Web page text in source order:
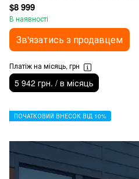
$8 999
В наявності
Зв'язатись з продавцем
Платіж на місяць, грн
5 942 грн. / в місяць
ПОЧАТКОВИЙ ВНЕСОК ВІД 10%